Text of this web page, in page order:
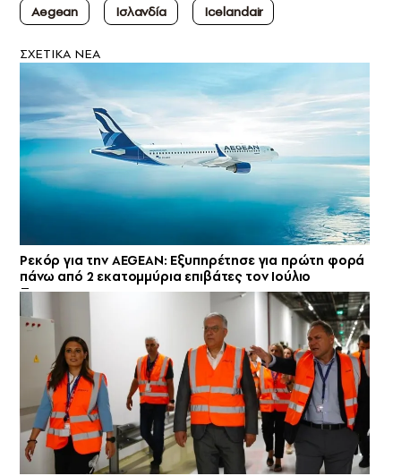
Aegean
Ισλανδία Icelandair
ΣXETIKA NEA
Ρεκόρ για την AEGEAN: Εξυπηρέτησε για πρώτη φορά
πάνω από 2 εκατομμύρια επιβάτες τον Ιούλιο